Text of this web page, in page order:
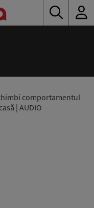
comportamentul
| AUDIO